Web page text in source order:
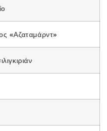
«Αζαταμάρντ»